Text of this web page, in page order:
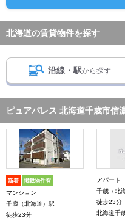
北海道の賃貸物件を探す
沿線・駅から探す
ピュアパレス 北海道千歳市信
新着 掲載物件有
マンション
千歳（北海道）駅
徒歩23分
アパート
千歳（北
徒歩23分
北海道千